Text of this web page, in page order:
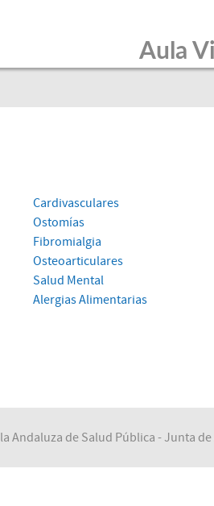
Aula
Cardivasculares
Ostomías
Fibromialgia
Osteoarticulares
Salud Mental
Alergias Alimentarias
Andaluza de Salud Pública - Junta